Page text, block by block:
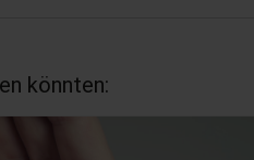
könnten: